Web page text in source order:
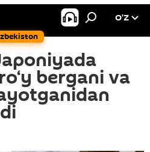
O’Z
bergani va